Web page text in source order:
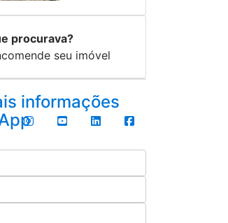
procurava?
seu imóvel
informações